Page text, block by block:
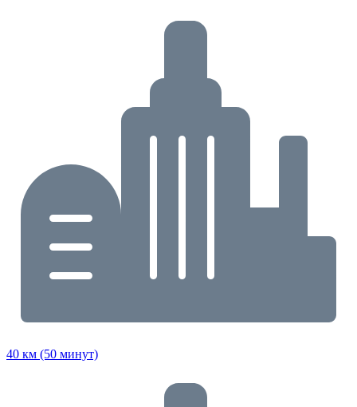
40 км (50 минут)